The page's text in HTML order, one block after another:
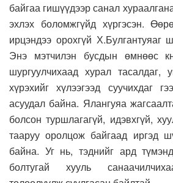
байгаа гишүүдээр санал
эхлэх боломжгүйд хүргэсэн.
ирцэндээ орохгүй Х.Булгантуяаг
Энэ мэтчилэн бусдын өмнөөс
шургуулчихаад хурал тасалдаг,
хүрэхийг хүлээгээд суучихдаг
асуудал байна. Ялангуяа
болсон туршлагагүй, идэвхгүй,
тааруу оролцож байгаад иргэд
байна. Уг нь, тэднийг ард
болтугай хууль